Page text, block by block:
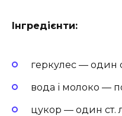
Інгредієнти:
геркулес — один
вода і молоко —
цукор — один ст.